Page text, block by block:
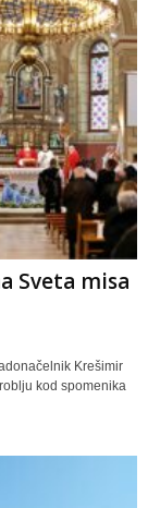
Sveta misa
Krešimir
kod spomenika